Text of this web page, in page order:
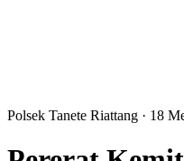
Polsek Tanete Riattang · 18